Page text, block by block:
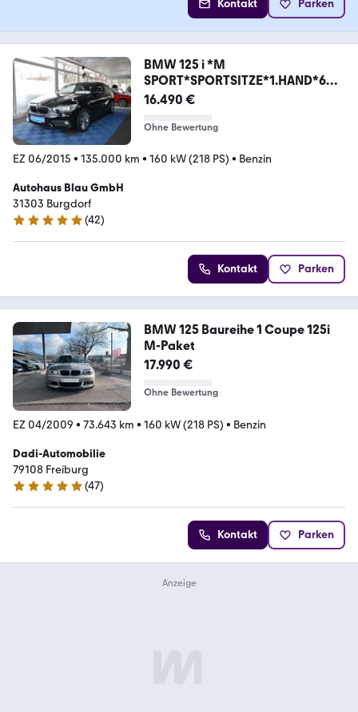
Kontakt Parken
BMW 125 i *M
SPORT*SPORTSITZE*1.HAND*6
GANG SCHALTER
16.490 €
Ohne Bewertung
EZ 06/2015 • 135.000 km • 160 kW (218 PS) • Benzin
Autohaus Blau GmbH
31303 Burgdorf
4.9 Sterne
(42)
Kontakt Parken
BMW 125 Baureihe 1 Coupe 125i
M-Paket
17.990 €
Ohne Bewertung
EZ 04/2009 • 73.643 km • 160 kW (218 PS) • Benzin
Dadi-Automobilie
79108 Freiburg
5 Sterne
(47)
Kontakt Parken